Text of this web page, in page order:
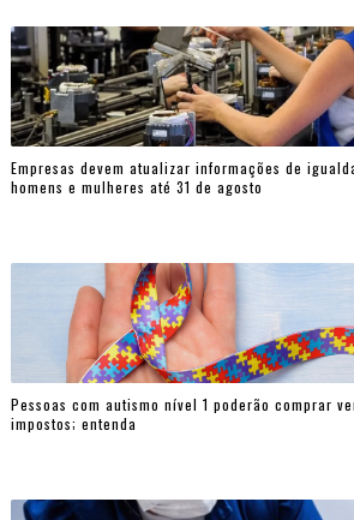
Empresas devem atualizar informações de
homens e mulheres até 31 de agosto
Pessoas com autismo nível 1 poderão comprar
impostos; entenda